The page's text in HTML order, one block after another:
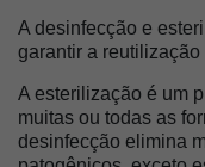
A desinfecção e
garantir a
A esterilização é um
muitas ou todas as
desinfecção elimina